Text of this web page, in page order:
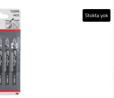
Stokta yok